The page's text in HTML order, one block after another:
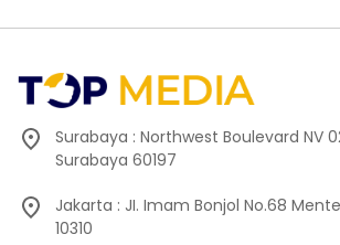
Surabaya : Northwest Boulevard NV
Surabaya 60197
Jakarta : JI. Imam Bonjol No.68
10310